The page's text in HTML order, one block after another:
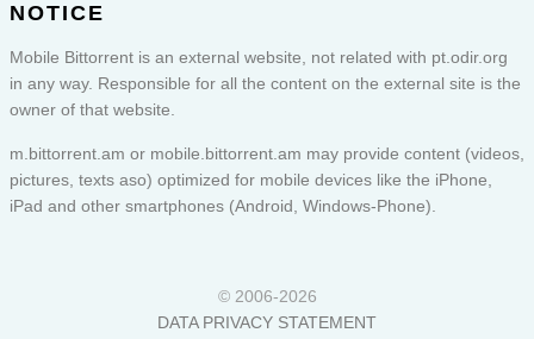
NOTICE
Mobile Bittorrent is an external website, not related with pt.odir.org
in any way. Responsible for all the content on the external site is the
owner of that website.
m.bittorrent.am or mobile.bittorrent.am may provide content (videos,
pictures, texts aso) optimized for mobile devices like the iPhone,
iPad and other smartphones (Android, Windows-Phone).
© 2006-2026
DATA PRIVACY STATEMENT